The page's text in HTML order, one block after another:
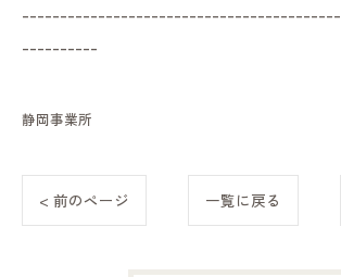
----------
静岡事業所
< 前のページ 一覧に戻る